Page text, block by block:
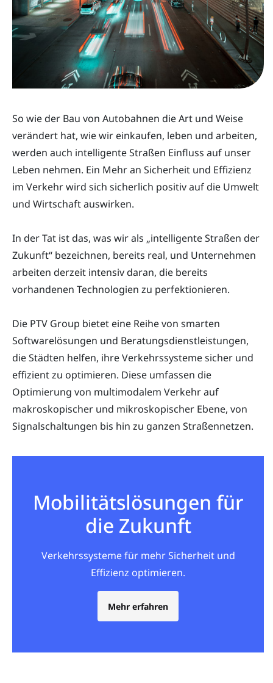
So wie der Bau von Autobahnen die Art und Weise
verändert hat, wie wir einkaufen, leben und arbeiten,
werden auch intelligente Straßen Einfluss auf unser
Leben nehmen. Ein Mehr an Sicherheit und Effizienz
im Verkehr wird sich sicherlich positiv auf die Umwelt
und Wirtschaft auswirken.
In der Tat ist das, was wir als „intelligente Straßen der
Zukunft“ bezeichnen, bereits real, und Unternehmen
arbeiten derzeit intensiv daran, die bereits
vorhandenen Technologien zu perfektionieren.
Die PTV Group bietet eine Reihe von smarten
Softwarelösungen und Beratungsdienstleistungen,
die Städten helfen, ihre Verkehrssysteme sicher und
effizient zu optimieren. Diese umfassen die
Optimierung von multimodalem Verkehr auf
makroskopischer und mikroskopischer Ebene, von
Signalschaltungen bis hin zu ganzen Straßennetzen.
Mobilitätslösungen für
die Zukunft
Verkehrssysteme für mehr Sicherheit und
Effizienz optimieren.
Mehr erfahren